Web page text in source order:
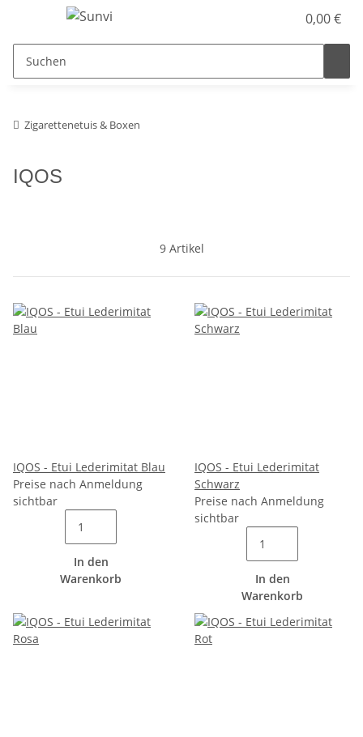
0,00 €
Zigarettenetuis & Boxen
IQOS
9 Artikel
IQOS - Etui Lederimitat Blau
Preise nach Anmeldung
sichtbar
In den
Warenkorb
IQOS - Etui Lederimitat
Schwarz
Preise nach Anmeldung
sichtbar
In den
Warenkorb